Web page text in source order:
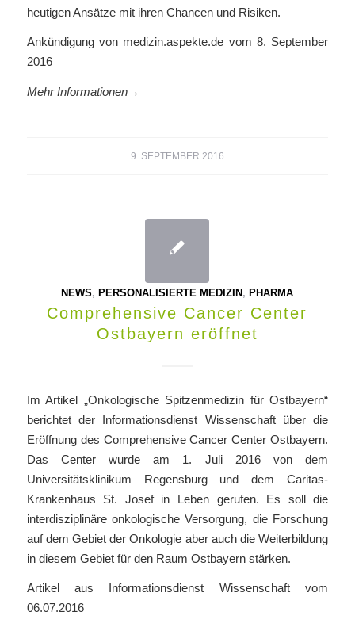
heutigen Ansätze mit ihren Chancen und Risiken.
Ankündigung von medizin.aspekte.de vom 8. September
2016
Mehr Informationen→
9. SEPTEMBER 2016
NEWS, PERSONALISIERTE MEDIZIN , PHARMA
Comprehensive Cancer Center
Ostbayern eröffnet
Im Artikel „Onkologische Spitzenmedizin für Ostbayern“
berichtet der Informationsdienst Wissenschaft über die
Eröffnung des Comprehensive Cancer Center Ostbayern.
Das Center wurde am 1. Juli 2016 von dem
Universitätsklinikum Regensburg und dem Caritas-
Krankenhaus St. Josef in Leben gerufen. Es soll die
interdisziplinäre onkologische Versorgung, die Forschung
auf dem Gebiet der Onkologie aber auch die Weiterbildung
in diesem Gebiet für den Raum Ostbayern stärken.
Artikel aus Informationsdienst Wissenschaft vom
06.07.2016